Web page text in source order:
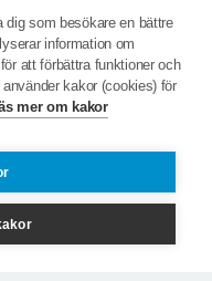
dig som besökare en bättre
information om
att förbättra funktioner och
kakor (cookies) för
mer om kakor